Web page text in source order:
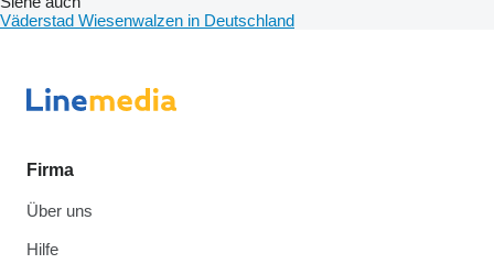
Väderstad Wiesenwalzen in Deutschland
Firma
Über uns
Hilfe